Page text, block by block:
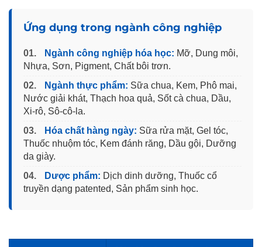
Ứng dụng trong ngành công nghiệp
01. Ngành công nghiệp hóa học: Mỡ, Dung môi,
Nhựa, Sơn, Pigment, Chất bôi trơn.
02.
Ngành thực phẩm: Sữa chua, Kem, Phô mai,
Nước giải khát, Thạch hoa quả, Sốt cà chua, Dầu,
Xi-rô, Sô-cô-la.
03.
Hóa chất hàng ngày: Sữa rửa mặt, Gel tóc,
Thuốc nhuộm tóc, Kem đánh răng, Dầu gội, Dưỡng
da giày.
04.
Dược phẩm: Dịch dinh dưỡng, Thuốc cổ
truyền dạng patented, Sản phẩm sinh học.